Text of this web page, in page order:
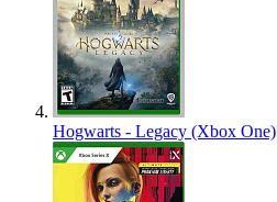
Hogwarts - Legacy (Xbox One)